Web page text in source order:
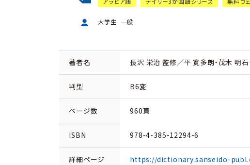
大学生 一般
著者名 長沢 栄治 監修／平 寛多朗・茂木 明
判型 B6変
ページ数 960頁
ISBN 978-4-385-12294-6
詳細ページ https://dictionary.sanseido-